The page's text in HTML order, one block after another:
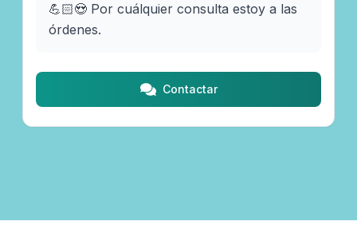
💪🏻😍 Por cuálquier consulta estoy a las
órdenes.
Contactar